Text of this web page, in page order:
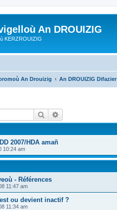
An DROUIZIG
KERZROUIZIG
An Drouizig An DROUIZIG Difazier
Rechercher
2007/HDA amañ
10:24 am
- Références
11:47 am
ou devient inactif ?
11:34 am